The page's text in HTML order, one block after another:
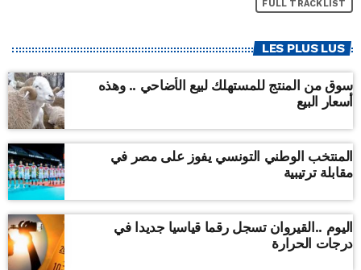
FULL TRACKLIST
LES PLUS LUS
سوق من المنتج للمستهلك لبيع الأضاحي .. وهذه
أسعار البيع
المنتخب الوطني التونسي يفوز على مصر في
مقابلة ترتيبية
اليوم ..القيروان تسجل رقما قياسيا جديدا في
درجات الحرارة